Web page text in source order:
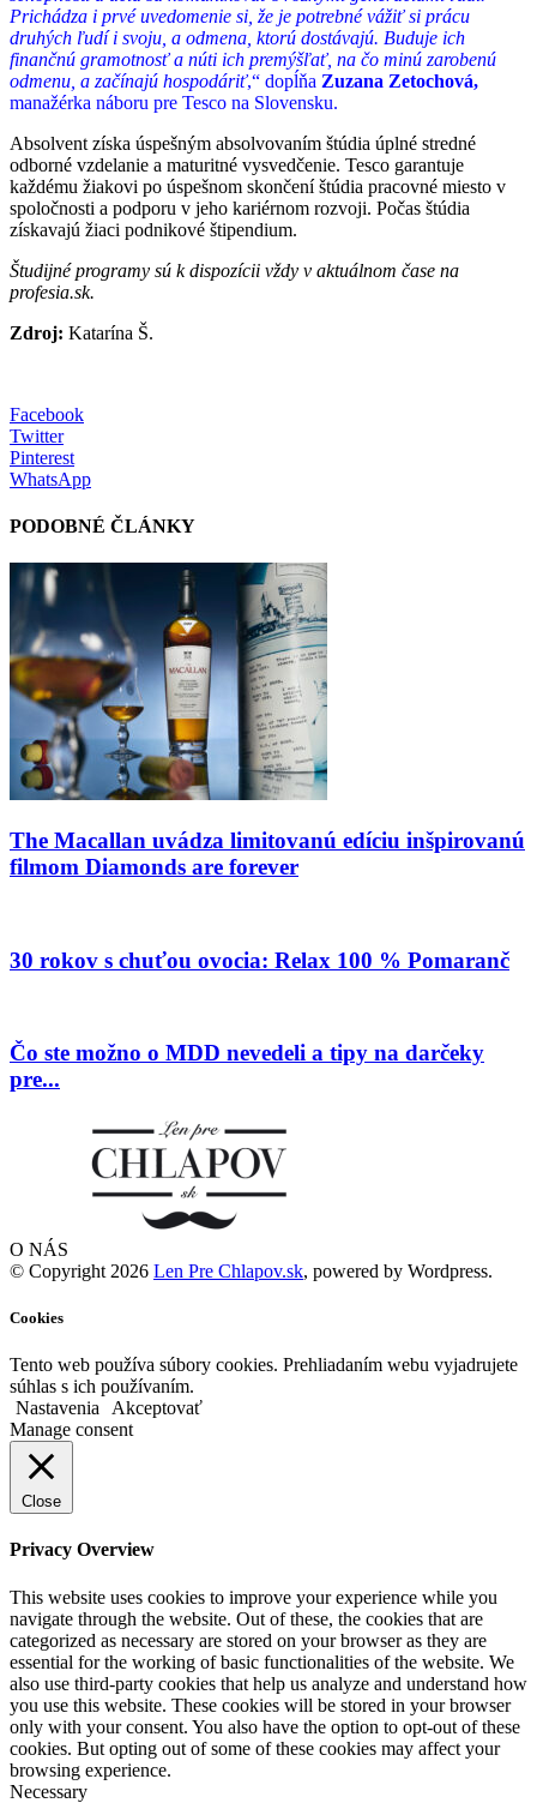
Prichádza i prvé uvedomenie si, že je potrebné vážiť si prácu
druhých ľudí i svoju, a odmena, ktorú dostávajú. Buduje ich
finančnú gramotnosť a núti ich premýšľať, na čo minú zarobenú
odmenu, a začínajú hospodáriť,“ dopĺňa Zuzana Zetochová,
manažérka náboru pre Tesco na Slovensku.
Absolvent získa úspešným absolvovaním štúdia úplné stredné
odborné vzdelanie a maturitné vysvedčenie. Tesco garantuje
každému žiakovi po úspešnom skončení štúdia pracovné miesto v
spoločnosti a podporu v jeho kariérnom rozvoji. Počas štúdia
získavajú žiaci podnikové štipendium.
Študijné programy sú k dispozícii vždy v aktuálnom čase na
profesia.sk.
Zdroj: Katarína Š.
Facebook
Twitter
Pinterest
WhatsApp
PODOBNÉ ČLÁNKY
The Macallan uvádza limitovanú edíciu inšpirovanú
filmom Diamonds are forever
30 rokov s chuťou ovocia: Relax 100 % Pomaranč
Čo ste možno o MDD nevedeli a tipy na darčeky
pre...
O NÁS
© Copyright 2026 Len Pre Chlapov.sk, powered by Wordpress.
Cookies
Tento web používa súbory cookies. Prehliadaním webu vyjadrujete
súhlas s ich používaním.
Nastavenia
Akceptovať
Manage consent
Close
Privacy Overview
This website uses cookies to improve your experience while you
navigate through the website. Out of these, the cookies that are
categorized as necessary are stored on your browser as they are
essential for the working of basic functionalities of the website. We
also use third-party cookies that help us analyze and understand how
you use this website. These cookies will be stored in your browser
only with your consent. You also have the option to opt-out of these
cookies. But opting out of some of these cookies may affect your
browsing experience.
Necessary